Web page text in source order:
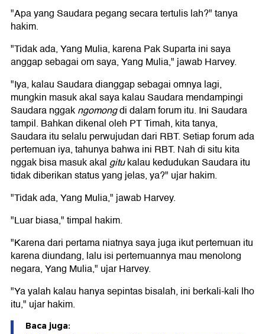
"Apa yang Saudara pegang secara tertulis lah?" tanya
hakim.
"Tidak ada, Yang Mulia, karena Pak Suparta ini saya
anggap sebagai om saya, Yang Mulia," jawab Harvey.
"Iya, kalau Saudara dianggap sebagai omnya lagi,
mungkin masuk akal saya kalau Saudara mendampingi
Saudara nggakngomongdi dalam forum itu. Ini Saudara
tampil. Bahkan dikenal oleh PT Timah, kita tanya,
Saudara itu selalu perwujudan dari RBT. Setiap forum ada
pertemuan iya, tahunya bahwa ini RBT. Nah di situ kita
nggak bisa masuk akalgitukalau kedudukan Saudara itu
tidak diberikan status yang jelas, ya?" ujar hakim.
"Tidak ada, Yang Mulia," jawab Harvey.
"Luar biasa," timpal hakim.
"Karena dari pertama niatnya saya juga ikut pertemuan itu
karena diundang, lalu isi pertemuannya mau menolong
negara, Yang Mulia," ujar Harvey.
"Ya yalah kalau hanya sepintas bisalah, ini berkali-kali lho
itu," ujar hakim.
Baca juga: